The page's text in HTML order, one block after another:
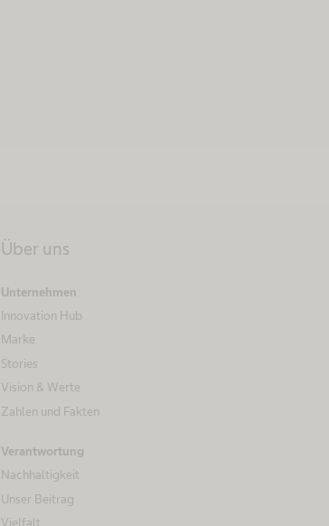
Über uns
Unternehmen
Innovation Hub
Marke
Stories
Vision & Werte
Zahlen und Fakten
Verantwortung
Nachhaltigkeit
Unser Beitrag
Vielfalt